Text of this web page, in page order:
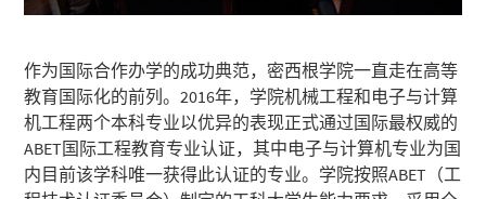
作为国际合作办学的成功典范，密西根学院一直走在高等
教育国际化的前列。2016年，学院机械工程和电子与计算
机工程两个本科专业以优异的表现正式通过国际最权威的
ABET国际工程教育专业认证，其中电子与计算机专业为国
内目前该学科唯一获得此认证的专业。学院按照ABET（工